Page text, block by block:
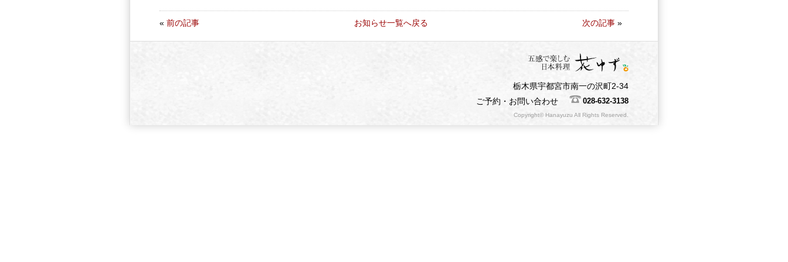
« 前の記事 お知らせ一覧へ戻る 次の記事 »
栃木県宇都宮市南一の沢町2-34
ご予約・お問い合わせ
028-632-3138
Copyright© Hanayuzu All Rights Reserved.